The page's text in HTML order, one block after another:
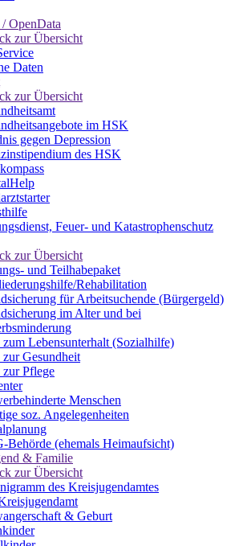
OpenData
zur Übersicht
Daten
zur Übersicht
im HSK
gegen Depression
des HSK
Feuer- und Katastrophenschutz
zur Übersicht
und Teilhabepaket
Rehabilitation
für Arbeitsuchende (Bürgergeld)
im Alter und bei
Lebensunterhalt (Sozialhilfe)
Gesundheit
Pflege
Menschen
soz. Angelegenheiten
Behörde (ehemals Heimaufsicht)
& Familie
zur Übersicht
des Kreisjugendamtes
& Geburt